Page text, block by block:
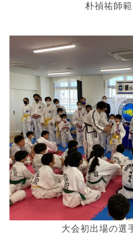
朴禎祐師
大会初出場の選